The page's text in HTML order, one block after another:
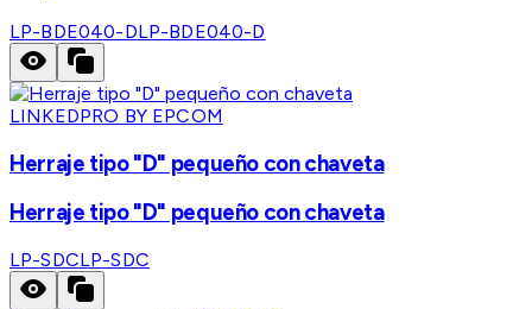
LP-BDE040-DLP-BDE040-D
LINKEDPRO BY EPCOM
Herraje tipo "D" pequeño con chaveta
Herraje tipo "D" pequeño con chaveta
LP-SDCLP-SDC